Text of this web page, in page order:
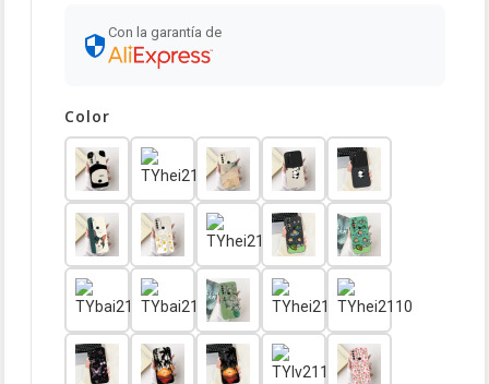
Con la garantía de
Color